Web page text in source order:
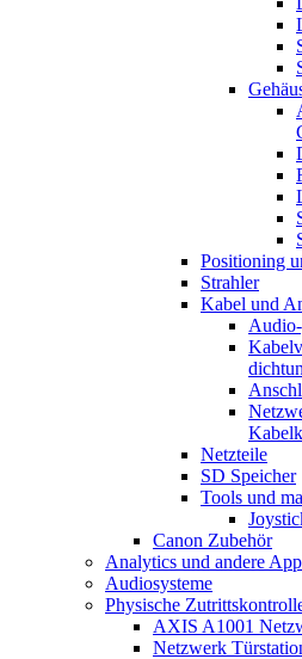
Positioning
Strahler
Kabel und
Netzteile
SD Speicher
Tools und
Canon Zubehör
Analytics und andere
Audiosysteme
Physische
AXIS A1001
Netzwerk